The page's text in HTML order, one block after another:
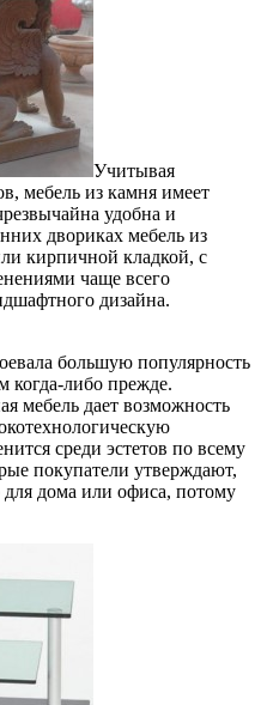
Учитывая
мебель из камня имеет
удобна и
двориках мебель из
кирпичной кладкой, с
чаще всего
дизайна.
большую популярность
когда-либо прежде.
мебель дает возможность
среди эстетов по всему
покупатели утверждают,
дома или офиса, потому